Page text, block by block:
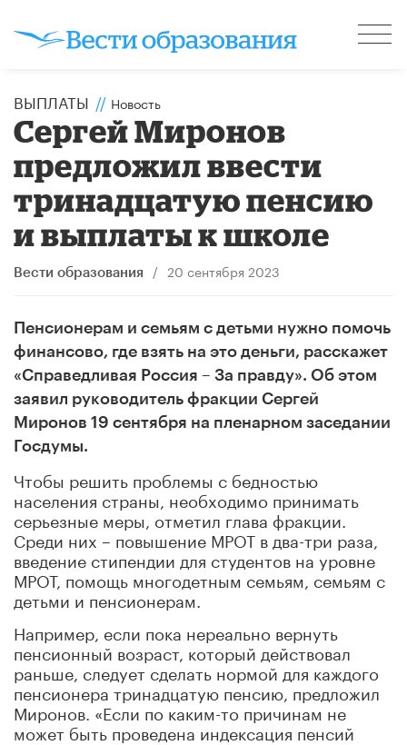
ВЫПЛАТЫ // Новость
Сергей Миронов
предложил ввести
тринадцатую пенсию
и выплаты к школе
Вести образования / 20 сентября 2023
Пенсионерам и семьям с детьми нужно помочь
финансово, где взять на это деньги, расскажет
«Справедливая Россия – За правду». Об этом
заявил руководитель фракции Сергей
Миронов 19 сентября на пленарном заседании
Госдумы.
Чтобы решить проблемы с бедностью
населения страны, необходимо принимать
серьезные меры, отметил глава фракции.
Среди них – повышение МРОТ в два-три раза,
введение стипендии для студентов на уровне
МРОТ, помощь многодетным семьям, семьям с
детьми и пенсионерам.
Например, если пока нереально вернуть
пенсионный возраст, который действовал
раньше, следует сделать нормой для каждого
пенсионера тринадцатую пенсию, предложил
Миронов. «Если по каким-то причинам не
может быть проведена индексация пенсий